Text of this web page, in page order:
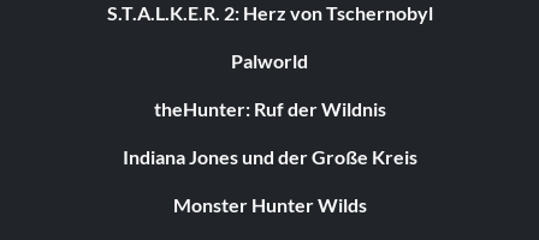
S.T.A.L.K.E.R. 2: Herz von Tschernobyl
Palworld
theHunter: Ruf der Wildnis
Indiana Jones und der Große Kreis
Monster Hunter Wilds